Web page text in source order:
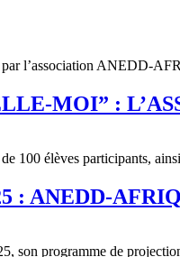
l’association ANEDD-
MOI” :
100 élèves participants,
: ANEDD-
son programme de